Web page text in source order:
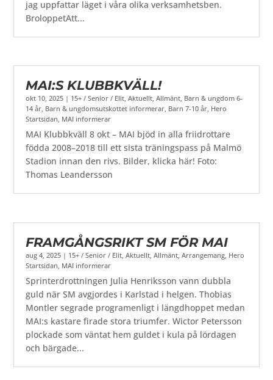
jag uppfattar läget i våra olika verksamhetsben.
BroloppetAtt...
MAI:S KLUBBKVÄLL!
okt 10, 2025 | 15+ / Senior / Elit,Aktuellt,Allmänt, Barn & ungdom 6-
14 år, Barn & ungdomsutskottet informerar, Barn 7-10 år, Hero
Startsidan, MAI informerar
MAI Klubbkväll 8 okt – MAI bjöd in alla friidrottare
födda 2008–2018 till ett sista träningspass på Malmö
Stadion innan den rivs. Bilder, klicka här! Foto:
Thomas Leandersson
FRAMGÅNGSRIKT SM FÖR MAI
aug 4, 2025 | 15+ / Senior / Elit ,Aktuellt ,Allmänt ,Arrangemang Hero
Startsidan MAI informerar
Sprinterdrottningen Julia Henriksson vann dubbla
guld när SM avgjordes i Karlstad i helgen. Thobias
Montler segrade programenligt i längdhoppet medan
MAI:s kastare firade stora triumfer. Wictor Petersson
plockade som väntat hem guldet i kula på lördagen
och bärgade...